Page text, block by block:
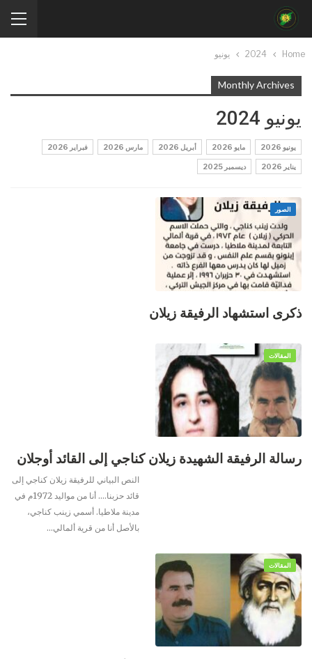
Home
2024 يونيو
Monthly Archives
يونيو 2024
يونيو 2026 مايو 2026 أبريل 2026 مارس 2026 فبراير 2026
يناير 2026 ديسمبر 2025
الصور
ذكرى استشهاد الرفيقة زيلان
المقالات
رسالة الرفيقة الشهيدة زيلان كناجي إلى القائد أوجلان
النص البياني للرفيقة زيلان كناجي إلى
قائد حزبنا….
أنا من مواليد 1972م في
مدينة ملاطيا. أسمي زينب كناجي،
بالأصل أنا من قرية ألمالي…
المقالات